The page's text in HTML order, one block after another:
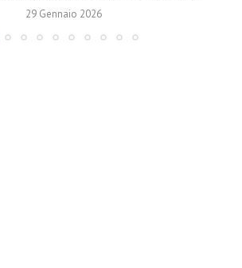
29 Gennaio 2026